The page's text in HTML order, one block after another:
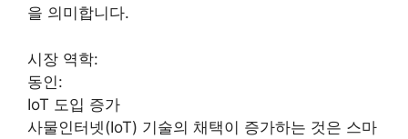
을 의미합니다.
시장 역학:
동인:
IoT 도입 증가
사물인터넷(IoT) 기술의 채택이 증가하는 것은 스마